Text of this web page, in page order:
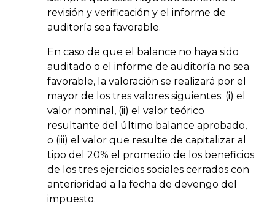
revisión y verificación y el informe de
auditoría sea favorable.
En caso de que el balance no haya sido
auditado o el informe de auditoría no sea
favorable, la valoración se realizará por el
mayor de los tres valores siguientes: (i) el
valor nominal, (ii) el valor teórico
resultante del último balance aprobado,
o (iii) el valor que resulte de capitalizar al
tipo del 20% el promedio de los beneficios
de los tres ejercicios sociales cerrados con
anterioridad a la fecha de devengo del
impuesto.